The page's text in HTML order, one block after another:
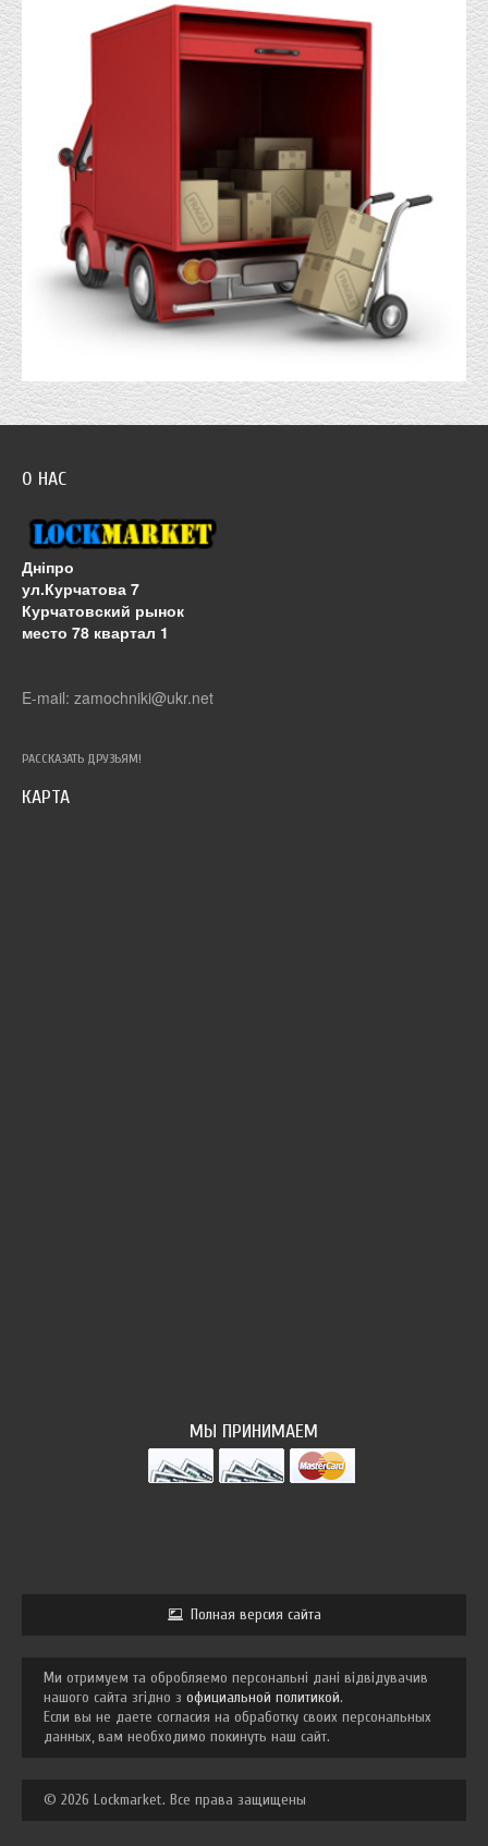
О НАС
Дніпро
ул.Курчатова 7
Курчатовский рынок
место 78 квартал 1
E-mail: zamochniki@ukr.net
РАССКАЗАТЬ ДРУЗЬЯМ!
КАРТА
МЫ ПРИНИМАЕМ
Полная версия сайта
Ми отримуем та обробляемо персональні дані відвідувачив
нашого сайта згідно з официальной политикой.
Если вы не даете согласия на обработку своих персональных
данных, вам необходимо покинуть наш сайт.
© 2026 Lockmarket. Все права защищены